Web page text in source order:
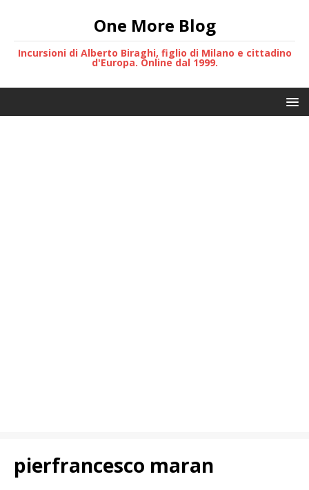
One More Blog
Incursioni di Alberto Biraghi, figlio di Milano e cittadino
d'Europa. Online dal 1999.
pierfrancesco maran